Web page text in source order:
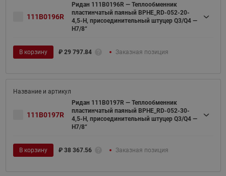
111B0196R
Ридан 111B0196R — Теплообменник
пластинчатый паяный BPHE_RD-052-20-
4,5-H, присоединительный штуцер Q3/Q4 —
H7/8“
В корзину ₽ 29 797.84 Заказная позиция
111B0197R
Ридан 111B0197R — Теплообменник
пластинчатый паяный BPHE_RD-052-30-
4,5-H, присоединительный штуцер Q3/Q4 —
H7/8“
В корзину ₽ 38 367.56 Заказная позиция